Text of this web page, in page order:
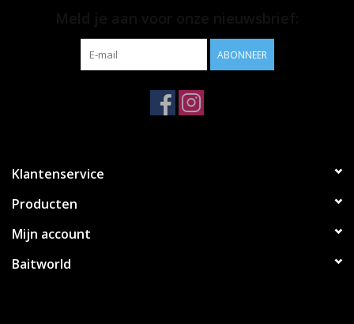
• Verkrijgbaar in verschillende gewichten
ABONNEER
Klantenservice
Producten
Mijn account
Baitworld